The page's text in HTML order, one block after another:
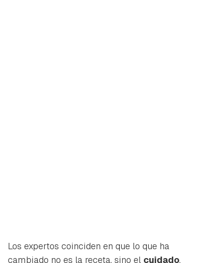
Los expertos coinciden en que lo que ha
cambiado no es la receta, sino el cuidado.